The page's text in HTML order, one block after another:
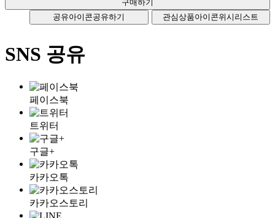
공유아이콘공유하기 관심상품아이콘위시리스트
SNS 공유
페이스북
트위터
구글+
카카오톡
카카오스토리